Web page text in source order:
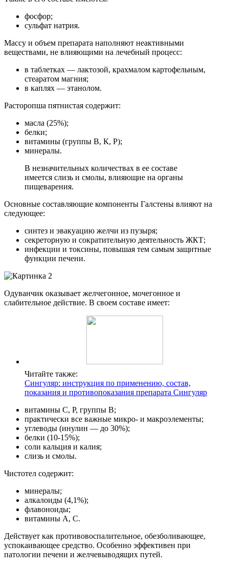
фосфор;
сульфат натрия.
Массу и объем препарата наполняют неактивными
веществами, не влияющими на лечебный процесс:
в таблетках — лактозой, крахмалом картофельным,
стеаратом магния;
в каплях — этанолом.
Расторопша пятнистая содержит:
масла (25%);
белки;
витамины (группы В, К, Р);
минералы.
В незначительных количествах в ее составе
имеется слизь и смолы, влияющие на органы
пищеварения.
Основные составляющие компоненты Галстены влияют на
следующее:
синтез и эвакуацию желчи из пузыря;
секреторную и сократительную деятельность ЖКТ;
инфекции и токсины, повышая тем самым защитные
функции печени.
Одуванчик оказывает желчегонное, мочегонное и
слабительное действие. В своем составе имеет:
Читайте также:
Сингуляр: инструкция по применению, состав,
показания и противопоказания препарата Сингуляр
витамины С, Р, группы В;
практически все важные микро- и макроэлементы;
углеводы (инулин — до 30%);
белки (10-15%);
соли кальция и калия;
слизь и смолы.
Чистотел содержит:
минералы;
алкалоиды (4,1%);
флавоноиды;
витамины А, С.
Действует как противовоспалительное, обезболивающее,
успокаивающее средство. Особенно эффективен при
патологии печени и желчевыводящих путей.